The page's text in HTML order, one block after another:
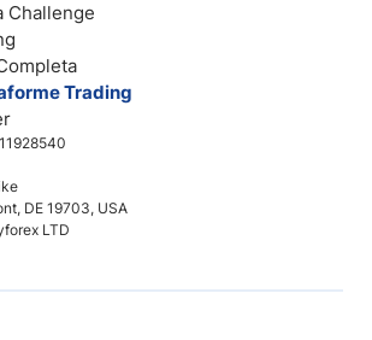
DE 19703, USA
LTD
Challenge
Trading